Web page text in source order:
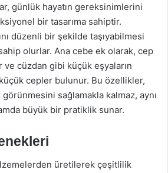
günlük hayatın gereksinimlerini
bir tasarıma sahiptir.
düzenli bir şekilde taşıyabilmesi
olurlar. Ana cebe ek olarak, cep
ve cüzdan gibi küçük eşyaların
cepler bulunur. Bu özellikler,
görünmesini sağlamakla kalmaz, aynı
büyük bir pratiklik sunar.
üretilerek çeşitlilik